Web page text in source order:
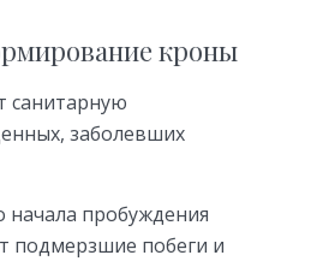
кроны
санитарную
заболевших
начала пробуждения
подмерзшие побеги и